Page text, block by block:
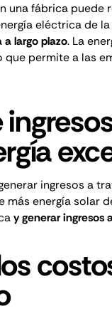
una fábrica
eléctrica de
largo plazo. La
que permite a las
ingresos a
más energía solar
y generar ingresos